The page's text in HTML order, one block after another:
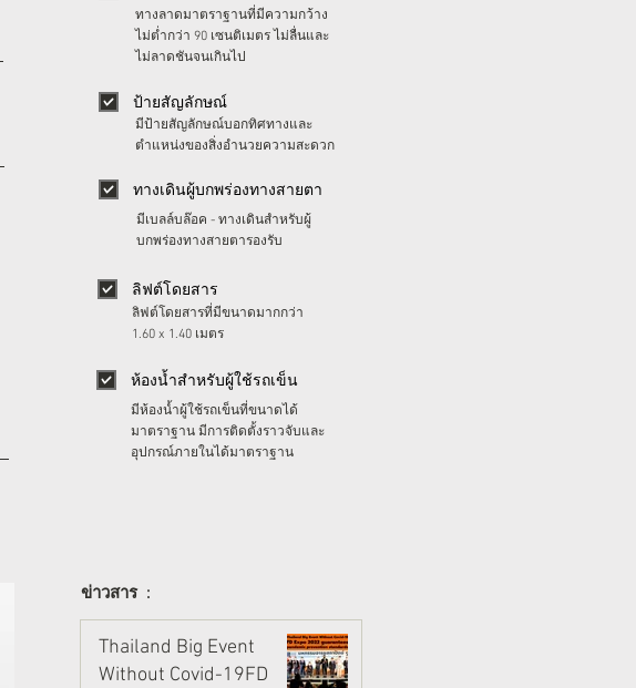
ทางลาดมาตราฐานที่มีความกว้าง
ไม่ต่ำกว่า 90 เซนติเมตร ไม่ลื่นและ
ไม่ลาดชันจนเกินไป
ป้ายสัญลักษณ์
มีป้ายสัญลักษณ์บอกทิศทางและ
ตำแหน่งของสิ่งอำนวยความสะดวก
ทางเดินผู้บกพร่องทางสายตา
มีเบลล์บล๊อค - ทางเดินสำหรับผู้
บกพร่องทางสายตารองรับ
ลิฟต์โดยสาร
ลิฟต์โดยสารที่มีขนาดมากกว่า
1.60 x 1.40 เมตร
ห้องน้ำสำหรับผู้ใช้รถเข็น
มีห้องน้ำผู้ใช้รถเข็นที่ขนาดได้
มาตราฐาน มีการติดตั้งราวจับและ
อุปกรณ์ภายในได้มาตราฐาน
ข่าวสาร :
Thailand Big Event
Without Covid-19FD